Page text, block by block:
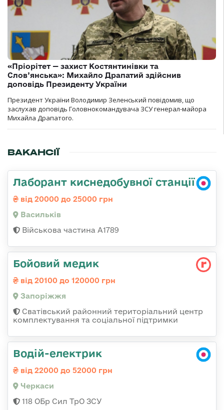
«Пріорітет — захист Костянтинівки та
Слов’янська»: Михайло Драпатий здійснив
доповідь Президенту України
Президент України Володимир Зеленський повідомив, що
заслухав доповідь Головнокомандувача ЗСУ генерал-майора
Михайла Драпатого.
ВАКАНСІЇ
Лаборант киснедобувної станції
від 20000 до 25000 грн
Васильків
Військова частина А1789
Бойовий медик
від 20100 до 120000 грн
Запоріжжя
Сватівський районний територіальний центр
комплектування та соціальної підтримки
Водій-електрик
від 22000 до 52000 грн
Черкаси
118 ОБр Сил ТрО ЗСУ